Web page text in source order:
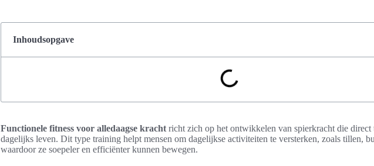
Inhoudsopgave
Functionele fitness voor alledaagse kracht richt zich op het ontwikkelen van spierkracht die direct
dagelijks leven. Dit type training helpt mensen om dagelijkse activiteiten te versterken, zoals tillen,
waardoor ze soepeler en efficiënter kunnen bewegen.